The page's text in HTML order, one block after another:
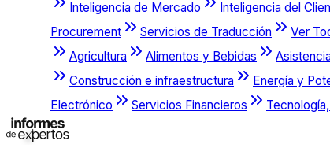
Inteligencia de Mercado
Inteligencia del
Procurement
Servicios de Traducción
Ver
Agricultura
Alimentos y Bebidas
Construcción e infraestructura
Energía y
Electrónico
Servicios Financieros